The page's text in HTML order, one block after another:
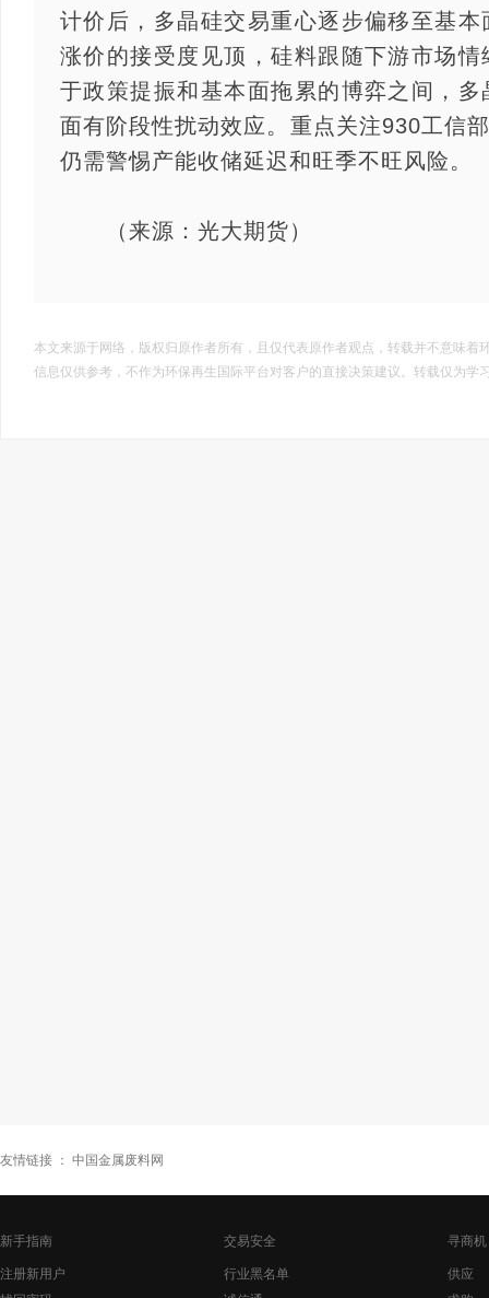
计价后，多晶硅交易重心逐步偏移至基
涨价的接受度见顶，硅料跟随下游市场
于政策提振和基本面拖累的博弈之间，
面有阶段性扰动效应。重点关注930工信
仍需警惕产能收储延迟和旺季不旺风险。
（来源：光大期货）
本文来源于网络，版权归原作者所有，且仅代表原作者观点，转载并不意味
信息仅供参考，不作为环保再生国际平台对客户的直接决策建议。转载仅为
友情链接 ： 中国金属废料网
新手指南
注册新用户
交易安全
行业黑名单
寻商机
供应